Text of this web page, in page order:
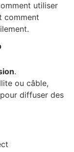
utiliser
comment
.
ou câble,
diffuser des